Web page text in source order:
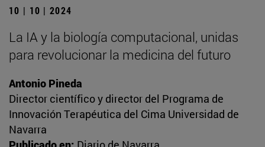
10 | 10 | 2024
La IA y la biología computacional, unidas
para revolucionar la medicina del futuro
Antonio Pineda
Director científico y director del Programa de
Innovación Terapéutica del Cima Universidad de
Navarra